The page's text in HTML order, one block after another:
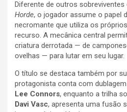
Diferente de outros sobreviventes
Horde, o jogador assume o papel
necromante que utiliza os
recurso. A mecânica central
criatura derrotada — de
ovelhas — para lutar em seu lugar.
O título se destaca também por
protagonista conta com
Lee Connors, enquanto a trilha
Davi Vasc, apresenta uma fusão